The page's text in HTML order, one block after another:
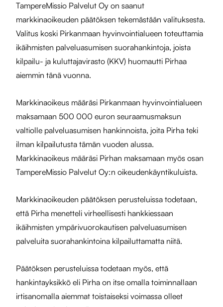
TampereMissio Palvelut Oy on saanut
markkinaoikeuden päätöksen tekemästään valituksesta.
Valitus koski Pirkanmaan hyvinvointialueen toteuttamia
ikäihmisten palveluasumisen suorahankintoja, joista
kilpailu- ja kuluttajavirasto (KKV) huomautti Pirhaa
aiemmin tänä vuonna.
Markkinaoikeus määräsi Pirkanmaan hyvinvointialueen
maksamaan 500 000 euron seuraamusmaksun
valtiolle palveluasumisen hankinnoista, joita Pirha teki
ilman kilpailutusta tämän vuoden alussa.
Markkinaoikeus määräsi Pirhan maksamaan myös osan
TampereMissio Palvelut Oy:n oikeudenkäyntikuluista.
Markkinaoikeuden päätöksen perusteluissa todetaan,
että Pirha menetteli virheellisesti hankkiessaan
ikäihmisten ympärivuorokautisen palveluasumisen
palveluita suorahankintoina kilpailuttamatta niitä.
Päätöksen perusteluissa todetaan myös, että
hankintayksikkö eli Pirha on itse omalla toiminnallaan
irtisanomalla aiemmat toistaiseksi voimassa olleet